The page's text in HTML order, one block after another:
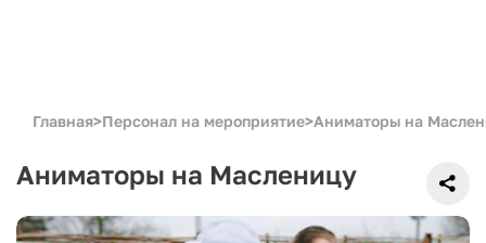
Главная>Персонал на мероприятие>Аниматоры на
Аниматоры на Масленицу